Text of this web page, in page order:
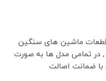
قطعات ماشین های سنگین
, در تمامی مدل ها به صورت
با ضمانت اصالت